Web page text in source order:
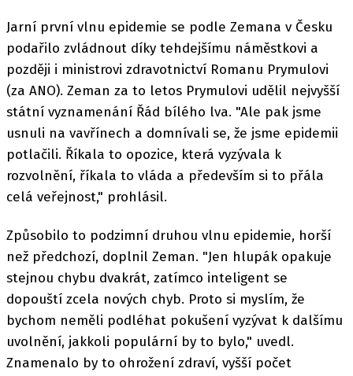
Jarní první vlnu epidemie se podle Zemana v Česku
podařilo zvládnout díky tehdejšímu náměstkovi a
později i ministrovi zdravotnictví Romanu Prymulovi
(za ANO). Zeman za to letos Prymulovi udělil nejvyšší
státní vyznamenání Řád bílého lva. "Ale pak jsme
usnuli na vavřínech a domnívali se, že jsme epidemii
potlačili. Říkala to opozice, která vyzývala k
rozvolnění, říkala to vláda a především si to přála
celá veřejnost," prohlásil.
Způsobilo to podzimní druhou vlnu epidemie, horší
než předchozí, doplnil Zeman. "Jen hlupák opakuje
stejnou chybu dvakrát, zatímco inteligent se
dopouští zcela nových chyb. Proto si myslím, že
bychom neměli podléhat pokušení vyzývat k dalšímu
uvolnění, jakkoli populární by to bylo," uvedl.
Znamenalo by to ohrožení zdraví, vyšší počet